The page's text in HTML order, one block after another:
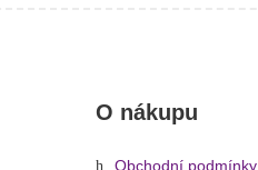
O nákupu
Obchodní podmínky